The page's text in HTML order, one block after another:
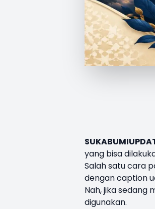
yang bisa
Salah satu cara
dengan caption
Nah, jika sedang
digunakan.